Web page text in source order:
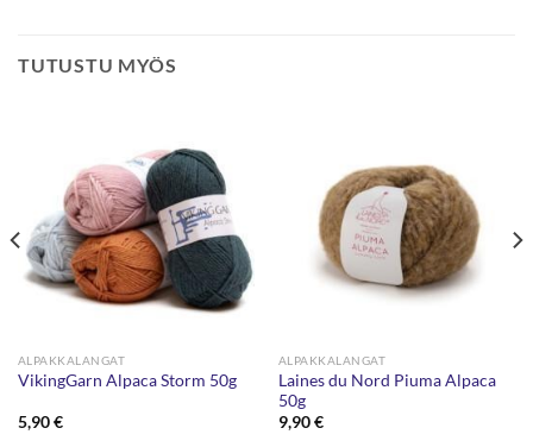
TUTUSTU MYÖS
ALPAKKALANGAT
VikingGarn Alpaca Storm 50g
5,90€
ALPAKKALANGAT
Laines du Nord Piuma Alpaca
50g
9,90€